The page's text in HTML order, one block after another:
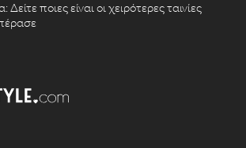
ποιες είναι οι χειρότερες ταινίες